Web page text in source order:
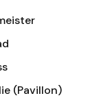
aus!
(Pavillon)